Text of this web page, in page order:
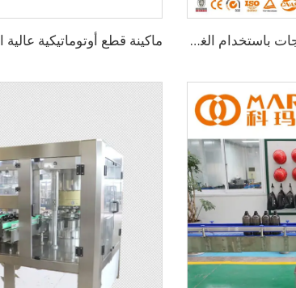
ماكينة لصق الملصقات على الزجاجات باستخدام الغراء الساخن OPP اللاصق أوتوماتيكياً